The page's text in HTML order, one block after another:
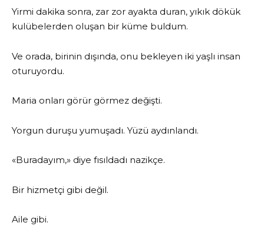
Yirmi dakika sonra, zar zor ayakta duran, yıkık dökük
kulübelerden oluşan bir küme buldum.
Ve orada, birinin dışında, onu bekleyen iki yaşlı insan
oturuyordu.
Maria onları görür görmez değişti.
Yorgun duruşu yumuşadı. Yüzü aydınlandı.
«Buradayım,» diye fısıldadı nazikçe.
Bir hizmetçi gibi değil.
Aile gibi.